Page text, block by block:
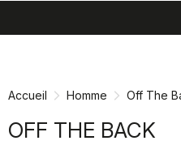
directement
navigation
directement
Accueil Homme Off The
OFF THE BACK